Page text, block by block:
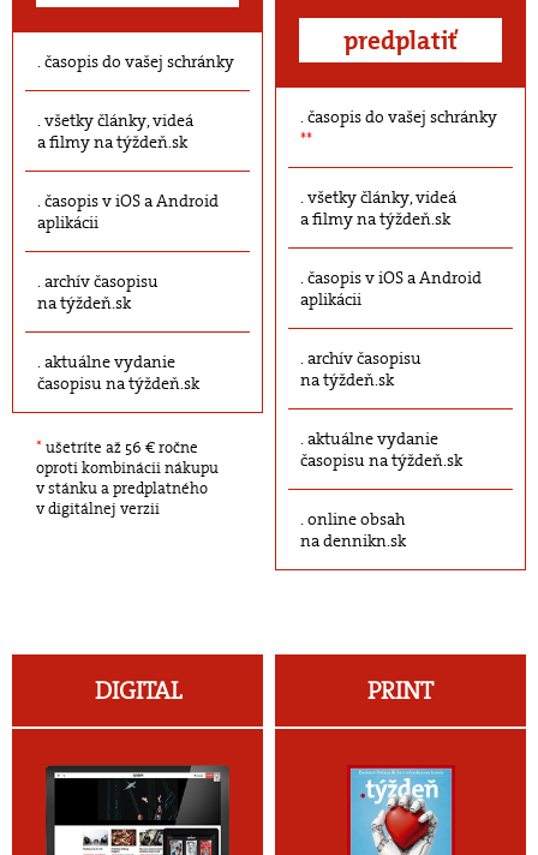
časopis do vašej schránky
všetky články, videá
a filmy na týždeň.sk
časopis v iOS a Android
aplikácii
archív časopisu
na týždeň.sk
aktuálne vydanie
časopisu na týždeň.sk
* ušetríte až 56 € ročne
oproti kombinácii nákupu
v stánku a predplatného
v digitálnej verzii
predplatiť
časopis do vašej schránky
**
všetky články, videá
a filmy na týždeň.sk
časopis v iOS a Android
aplikácii
archív časopisu
na týždeň.sk
aktuálne vydanie
časopisu na týždeň.sk
online obsah
na dennikn.sk
DIGITAL PRINT